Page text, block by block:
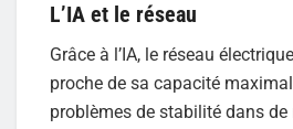
L’IA et le réseau
Grâce à l’IA, le réseau
proche de sa capacité
problèmes de stabilité dans